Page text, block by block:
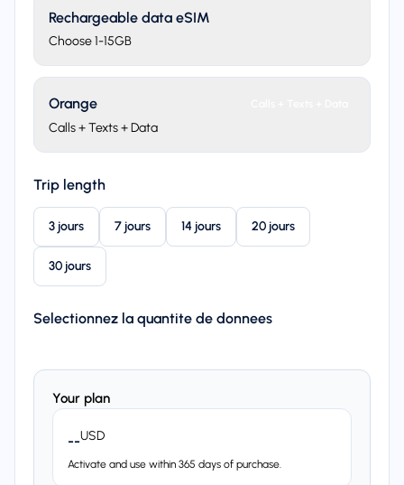
Rechargeable data eSIM
Choose 1-15GB
Orange
Calls + Texts + Data
Trip length
3 jours 7 jours 14 jours 20 jours
30 jours
Selectionnez la quantite de donnees
Your plan
--USD
Activate and use within 365 days of purchase.